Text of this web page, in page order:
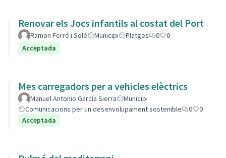
Renovar els Jocs infantils al costat del Port
Ramon Ferré i Solé Municipi Platges 0
0
Acceptada
Mes carregadors per a vehicles elèctrics
Manuel Antonio García Sierra
Municipi
Comunicacions per un desenvolupament sostenible
0
0
Acceptada